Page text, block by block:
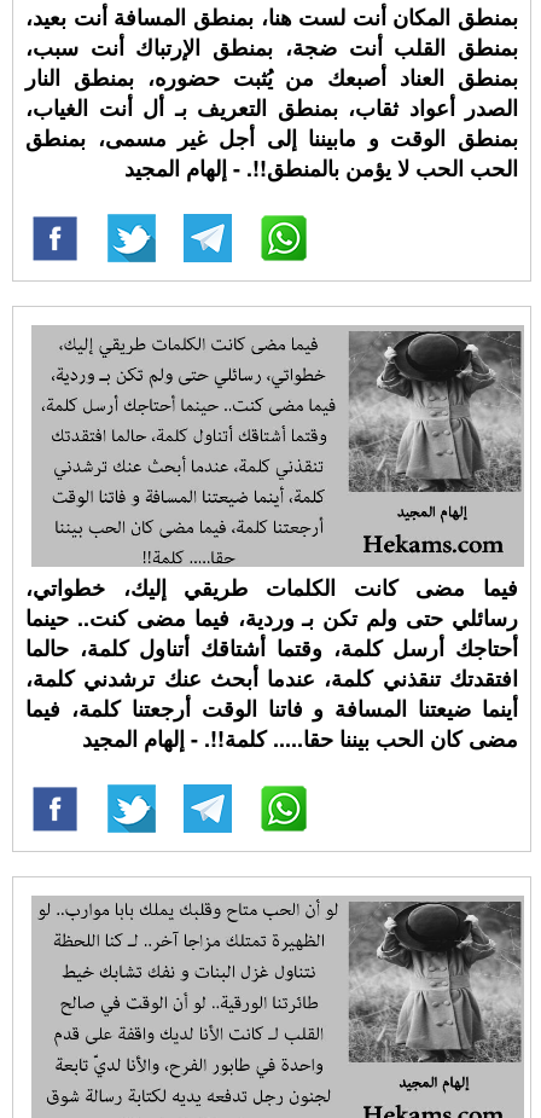
بمنطق المكان أنت لست هنا، بمنطق المسافة أنت بعيد،
بمنطق القلب أنت ضجة، بمنطق الإرتباك أنت سبب،
بمنطق العناد أصبعك من يُثبت حضوره، بمنطق النار
الصدر أعواد ثقاب، بمنطق التعريف بـ أل أنت الغياب،
بمنطق الوقت و مابيننا إلى أجل غير مسمى، بمنطق
الحب الحب لا يؤمن بالمنطق!!. - إلهام المجيد
فيما مضى كانت الكلمات طريقي إليك، خطواتي،
رسائلي حتى ولم تكن بـ وردية، فيما مضى كنت.. حينما
أحتاجك أرسل كلمة، وقتما أشتاقك أتناول كلمة، حالما
افتقدتك تنقذني كلمة، عندما أبحث عنك ترشدني كلمة،
أينما ضيعتنا المسافة و فاتنا الوقت أرجعتنا كلمة، فيما
مضى كان الحب بيننا حقا..... كلمة!!. - إلهام المجيد